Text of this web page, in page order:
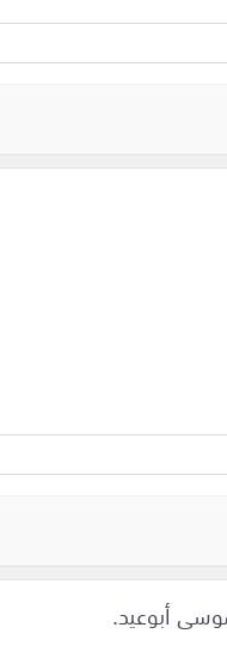
أبوعيد.